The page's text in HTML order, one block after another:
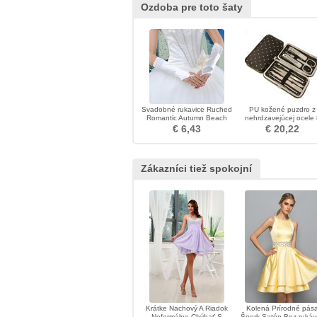
Ozdoba pre toto šaty
Svadobné rukavice Ruched
Romantic Autumn Beach
Taffeta
€ 6,43
PU kožené puzdro z
nehrdzavejúcej ocele
kusov nechtov
€ 20,22
Zákazníci tiež spokojní
Krátke Nachový A Riadok
Kolená Prírodné pása